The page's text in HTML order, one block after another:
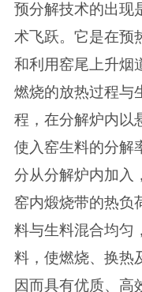
预分解技术的出现
术飞跃。它是在预
和利用窑尾上升烟
燃烧的放热过程与
程，在分解炉内以
使入窑生料的分解
分从分解炉内加入
窑内煅烧带的热负
料与生料混合均匀
料，使燃烧、换热
因而具有优质、高